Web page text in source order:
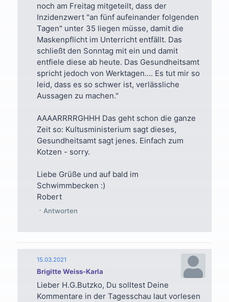
noch am Freitag mitgeteilt, dass der
Inzidenzwert "an fünf aufeinander folgenden
Tagen" unter 35 liegen müsse, damit die
Maskenpflicht im Unterricht entfällt. Das
schließt den Sonntag mit ein und damit
entfiele diese ab heute. Das Gesundheitsamt
spricht jedoch von Werktagen.... Es tut mir so
leid, dass es so schwer ist, verlässliche
Aussagen zu machen."
AAAARRRRGHHH Das geht schon die ganze
Zeit so: Kultusministerium sagt dieses,
Gesundheitsamt sagt jenes. Einfach zum
Kotzen - sorry.
Liebe Grüße und auf bald im
Schwimmbecken :)
Robert
Antworten
Brigitte Weiss-Karla
15.03.2021
Lieber H.G.Butzko, Du solltest Deine
Kommentare in der Tagesschau laut vorlesen